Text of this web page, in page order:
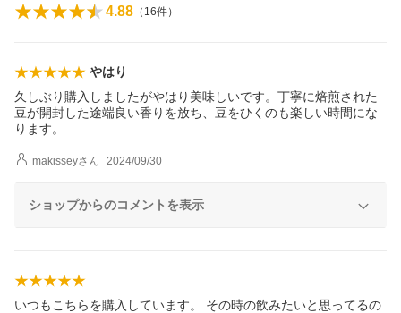
4.88 （ 16件）
やはり
久しぶり購入しましたがやはり美味しいです。丁寧に焙煎された
豆が開封した途端良い香りを放ち、豆をひくのも楽しい時間にな
ります。
makisseyさん 2024/09/30
ショップからのコメントを表示
いつもこちらを購入しています。 その時の飲みたいと思ってるの